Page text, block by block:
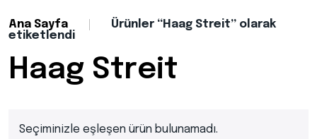
Ana Sayfa
Ürünler “Haag Streit” olarak
etiketlendi
Haag Streit
Seçiminizle eşleşen ürün bulunamadı.